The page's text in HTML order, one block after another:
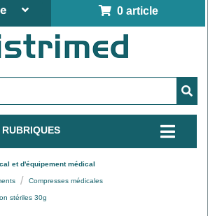
0 article
RUBRIQUES
et d'équipement médical
Compresses médicales
stériles 30g